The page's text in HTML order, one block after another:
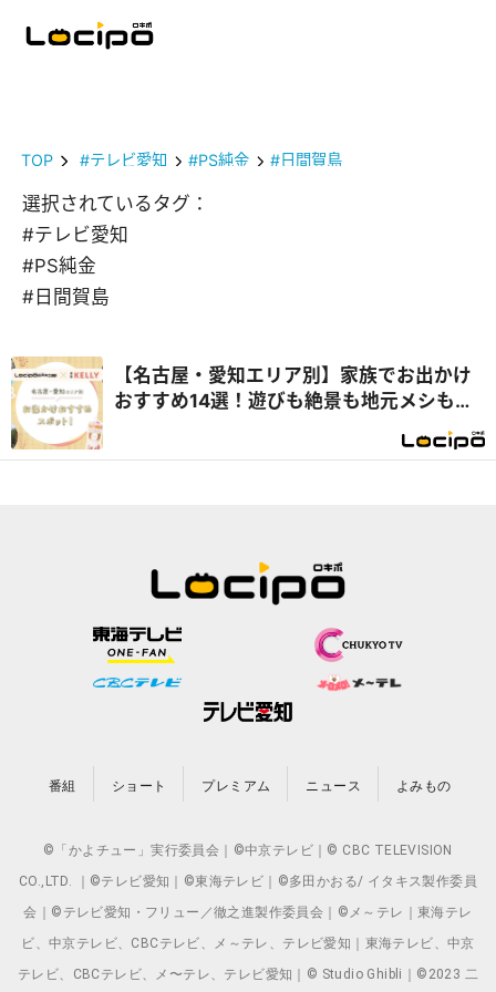
TOP #テレビ愛知 #PS純金 #日間賀島
選択されているタグ：
#テレビ愛知
#PS純金
#日間賀島
【名古屋・愛知エリア別】家族でお出かけ
おすすめ14選！遊びも絶景も地元メシも満
番組 ショート プレミアム ニュース よみもの
©「かよチュー」実行委員会｜©中京テレビ｜© CBC TELEVISION
CO.,LTD. ｜©テレビ愛知｜©東海テレビ｜©多田かおる/ イタキス製作委員
会｜©テレビ愛知・フリュー／徹之進製作委員会｜©メ～テレ｜東海テレ
ビ、中京テレビ、CBCテレビ、メ～テレ、テレビ愛知｜東海テレビ、中京
テレビ、CBCテレビ、メ〜テレ、テレビ愛知｜© Studio Ghibli｜©2023 二